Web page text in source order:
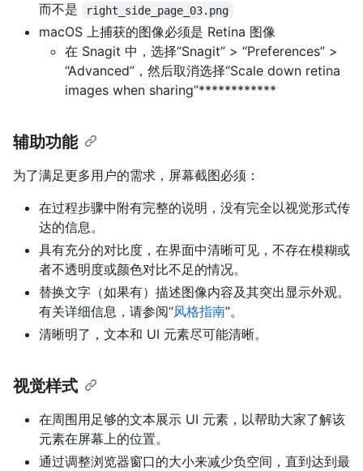
而不是
right_side_page_03.png
macOS 上捕获的图像必须是 Retina 图像
在 Snagit 中，选择“Snagit” > “Preferences” >
“Advanced”，然后取消选择“Scale down retina
images when sharing”************
辅助功能
为了满足更多用户的需求，屏幕截图必须：
在过程步骤中附有完整的说明，没有完全以视觉形式传
达的信息。
具有充分的对比度，在界面中清晰可见，不存在模糊或
者不透明度或颜色对比不足的情况。
替换文字（如果有）描述图像内容及其突出显示外观。
有关详细信息，请参阅“风格指南”。
清晰明了，文本和 UI 元素尽可能清晰。
视觉样式
在周围用足够的文本展示 UI 元素，以帮助大家了解该
元素在屏幕上的位置。
通过调整浏览器窗口的大小来减少负空间，直到达到最